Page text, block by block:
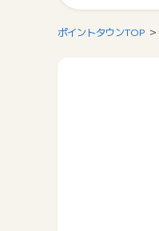
ポイントタウンTOP